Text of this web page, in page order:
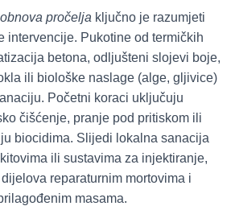
obnova pročelja ključno je razumjeti
intervencije. Pukotine od termičkih
betona, odljušteni slojevi boje,
ili biološke naslage (alge, gljivice)
Početni koraci uključuju
čišćenje, pranje pod pritiskom ili
biocidima. Slijedi lokalna sanacija
ili sustavima za injektiranje,
reparaturnim mortovima i
masama.